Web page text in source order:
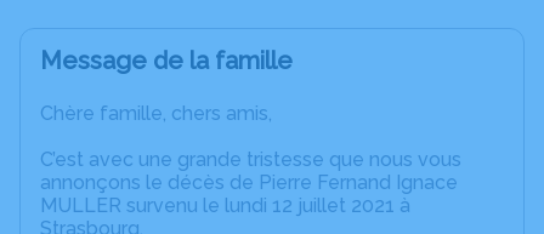
Message de la famille
Chère famille, chers amis,
C’est avec une grande tristesse que nous vous
annonçons le décès de Pierre Fernand Ignace
MULLER survenu le lundi 12 juillet 2021 à
Strasbourg.